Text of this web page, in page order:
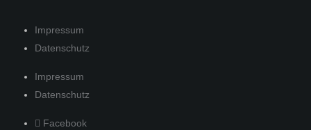
Impressum
Datenschutz
Impressum
Datenschutz
Facebook